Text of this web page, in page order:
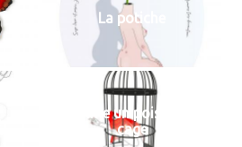
La potiche
Comme un poisson en
cage